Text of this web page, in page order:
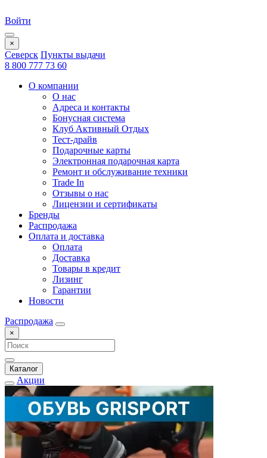
Войти
×
Северск Пункты выдачи
8 800 777 73 60
О компании
О нас
Адреса и контакты
Бонусная система
Клуб Активный Отдых
Тест-драйв
Подарочные карты
Электронная подарочная карта
Ремонт и обслуживание техники
Trade In
Отзывы о нас
Лицензии и сертификаты
Бренды
Распродажа
Оплата и доставка
Оплата
Доставка
Товары в кредит
Лизинг
Гарантии
Новости
Распродажа
×
Каталог
Акции